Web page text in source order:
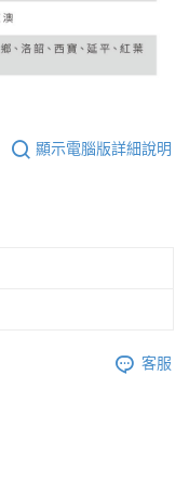
顯示電腦版詳細說明
客服